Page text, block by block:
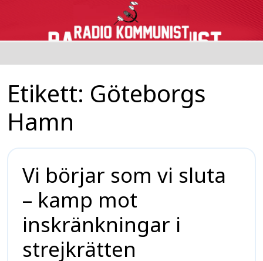
Etikett: Göteborgs
Hamn
Vi börjar som vi sluta
– kamp mot
inskränkningar i
strejkrätten